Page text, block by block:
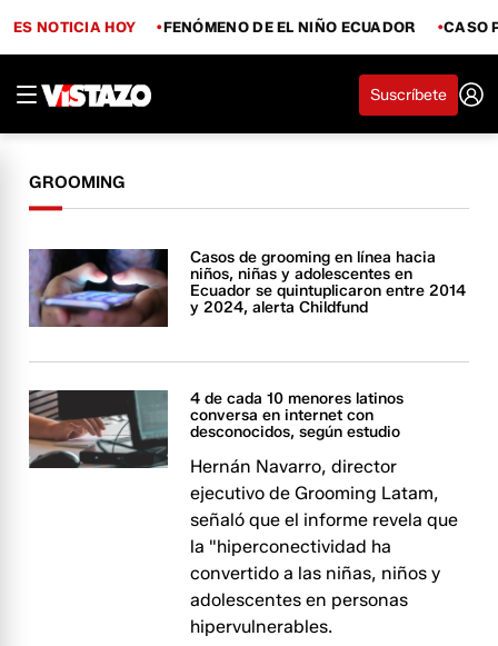
ES NOTICIA HOY FENÓMENO DE EL NIÑO ECUADOR CASO
Suscríbete
GROOMING
Casos de grooming en línea hacia
niños, niñas y adolescentes en
Ecuador se quintuplicaron entre 2014
y 2024, alerta Childfund
4 de cada 10 menores latinos
conversa en internet con
desconocidos, según estudio
Hernán Navarro, director
ejecutivo de Grooming Latam,
señaló que el informe revela que
la "hiperconectividad ha
convertido a las niñas, niños y
adolescentes en personas
hipervulnerables.